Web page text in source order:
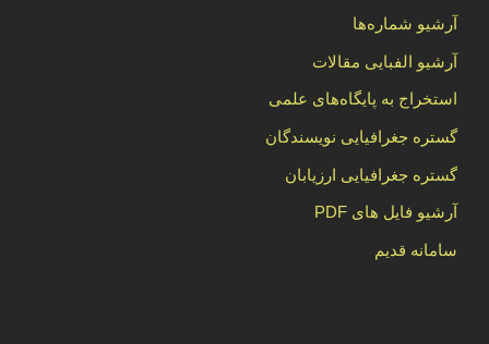
آرشیو شماره‌ها
آرشیو الفبایی مقالات
استخراج به پایگاه‌های علمی
گستره جغرافیایی نویسندگان
گستره جغرافیایی ارزیابان
آرشیو فایل های PDF
سامانه قدیم